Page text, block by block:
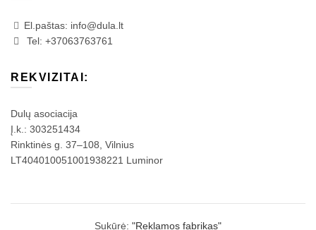
El.paštas: info@dula.lt
Tel: +37063763761
REKVIZITAI:
Dulų asociacija
Į.k.: 303251434
Rinktinės g. 37–108, Vilnius
LT404010051001938221 Luminor
Sukūrė: "Reklamos fabrikas"